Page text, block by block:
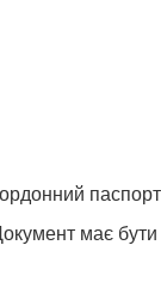
має бути